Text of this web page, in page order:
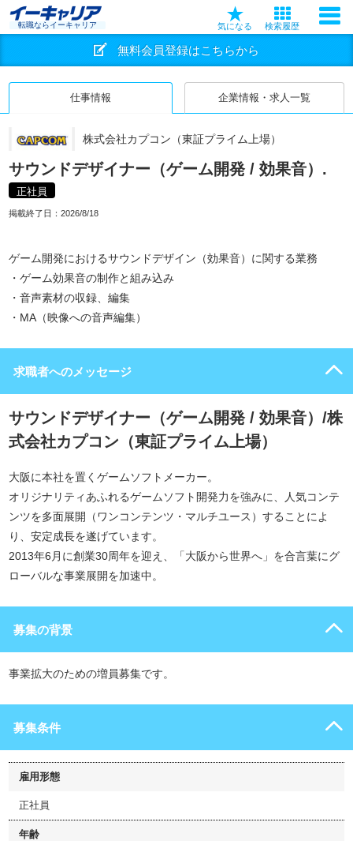
転職ならイーキャリア 気になる 検索履歴
無料会員登録はこちらから
仕事情報 企業情報・求人一覧
株式会社カプコン（東証プライム上場）
サウンドデザイナー（ゲーム開発 / 効果音）.
正社員
掲載終了日： 2026/8/18
ゲーム開発におけるサウンドデザイン（効果音）に関する業務
・ゲーム効果音の制作と組み込み
・音声素材の収録、編集
・MA（映像への音声編集）
求職者へのメッセージ
サウンドデザイナー（ゲーム開発 / 効果音）/株
式会社カプコン（東証プライム上場）
大阪に本社を置くゲームソフトメーカー。
オリジナリティあふれるゲームソフト開発力を強みに、人気コンテ
ンツを多面展開（ワンコンテンツ・マルチユース）することによ
り、安定成長を遂げています。
2013年6月に創業30周年を迎え、「大阪から世界へ」を合言葉にグ
ローバルな事業展開を加速中。
募集の背景
事業拡大のための増員募集です。
募集条件
雇用形態
正社員
年齢